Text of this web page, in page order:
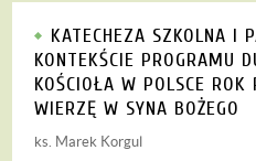
KATECHEZA SZKOLNA I
KONTEKŚCIE PROGRAMU
KOŚCIOŁA W POLSCE
WIERZĘ W SYNA BOŻEGO
ks. Marek Korgul